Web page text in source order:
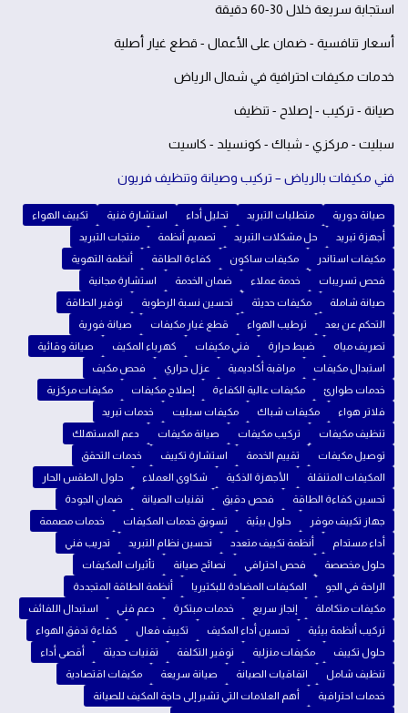
استجابة سريعة خلال 30-60 دقيقة
أسعار تنافسية - ضمان على الأعمال - قطع غيار أصلية
خدمات مكيفات احترافية في شمال الرياض
صيانة - تركيب - إصلاح - تنظيف
سبليت - مركزي - شباك - كونسيلد - كاسيت
فني مكيفات بالرياض – تركيب وصيانة وتنظيف فريون
صيانة دورية متطلبات التبريد تحليل أداء استشارة فنية
تكييف الهواء
أجهزة تبريد
حل مشكلات التبريد تصميم أنظمة
منتجات التبريد
مكيفات استاندر
مكيفات ساكون كفاءة الطاقة
أنظمة التهوية
فحص تسريبات
خدمة عملاء ضمان الخدمة
استشارة مجانية
صيانة شاملة
مكيفات حديثة تحسين نسبة الرطوبة
توفير الطاقة
التحكم عن بعد
ترطيب الهواء قطع غيار مكيفات
صيانة فورية
تصريف مياه
ضبط حرارة فني مكيفات كهرباء المكيف
صيانة وقائية
استبدال مكيفات
مراقبة أكاديمية عزل حراري
فحص مكيف
خدمات طوارئ
مكيفات عالية الكفاءة إصلاح مكيفات
مكيفات مركزية
فلاتر هواء
مكيفات شباك مكيفات سبليت
خدمات تبريد
تنظيف مكيفات
تركيب مكيفات صيانة مكيفات
دعم المستهلك
توصيل مكيفات
تقييم الخدمة استشارة تكييف
خدمات التحقق
المكيفات المتنقلة
الأجهزة الذكية شكاوى العملاء
حلول الطقس الحار
تحسين كفاءة الطاقة
فحص دقيق تقنيات الصيانة
ضمان الجودة
جهاز تكييف موفر
حلول بيئية تسويق خدمات المكيفات
خدمات مصممة
أداء مستدام
أنظمة تكييف متعدد تحسين نظام التبريد
تدريب فني
حلول مخصصة
فحص احترافي نصائح صيانة
تأثيرات المكيفات
الراحة في الجو
المكيفات المضادة للبكتيريا
أنظمة الطاقة المتجددة
مكيفات متكاملة
إنجاز سريع خدمات مبتكرة دعم فني
استبدال اللفائف
تركيب أنظمة بيئية
تحسين أداء المكيف تكييف فعال
كفاءة تدفق الهواء
حلول تكييف
مكيفات منزلية توفير التكلفة تقنيات حديثة
أقصى أداء
تنظيف شامل
اتفاقيات الصيانة صيانة سريعة
مكيفات اقتصادية
خدمات احترافية
أهم العلامات التي تشير إلى حاجة المكيف للصيانة